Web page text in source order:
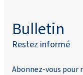
Bulletin
Restez informé
Abonnez-vous pour